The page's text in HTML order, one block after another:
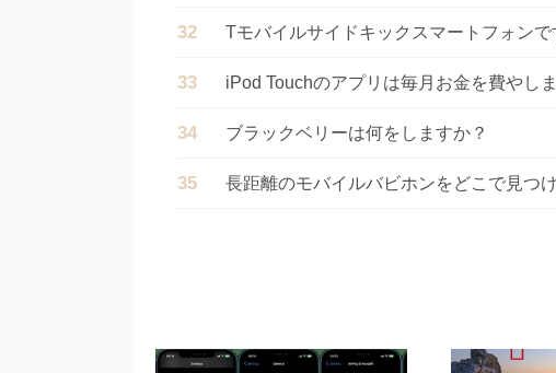
Tモバイルサイドキックスマートフォンで
iPod Touchのアプリは毎月お金を費やし
ブラックベリーは何をしますか？
長距離のモバイルバビホンをどこで見つ